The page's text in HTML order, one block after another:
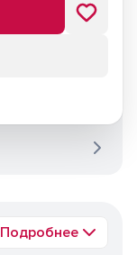
Подробнее